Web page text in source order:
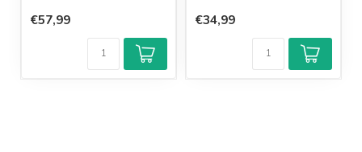
€57,99 €34,99